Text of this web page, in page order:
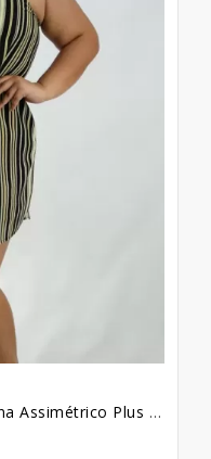
Para Ficar Por
Vender Mais no
Vestido em Viscose de Alça Fina Assimétrico Plus Size Preto Listras Mostarda [1912160]